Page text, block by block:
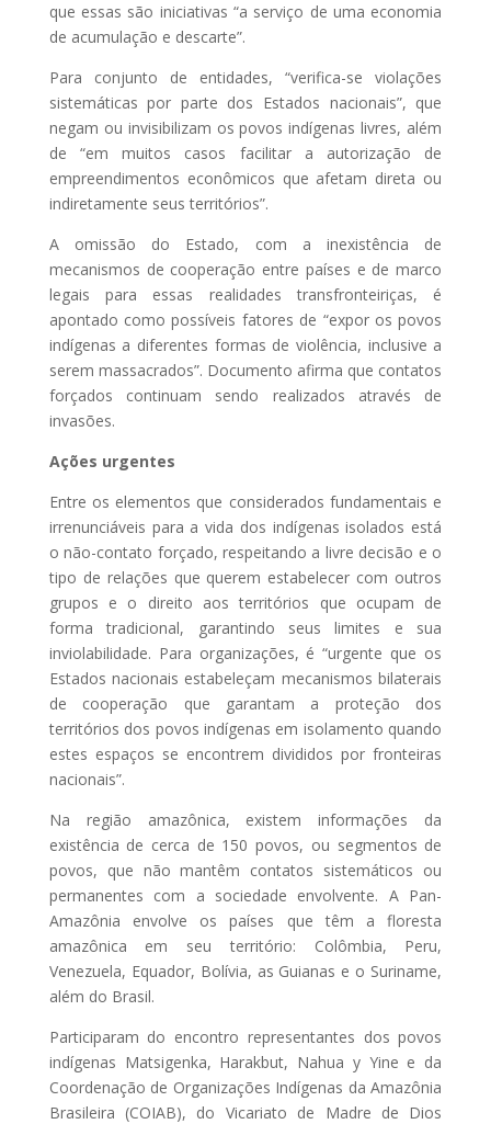
que essas são iniciativas “a serviço de uma economia
de acumulação e descarte”.
Para conjunto de entidades, “verifica-se violações
sistemáticas por parte dos Estados nacionais”, que
negam ou invisibilizam os povos indígenas livres, além
de “em muitos casos facilitar a autorização de
empreendimentos econômicos que afetam direta ou
indiretamente seus territórios”.
A omissão do Estado, com a inexistência de
mecanismos de cooperação entre países e de marco
legais para essas realidades transfronteiriças, é
apontado como possíveis fatores de “expor os povos
indígenas a diferentes formas de violência, inclusive a
serem massacrados”. Documento afirma que contatos
forçados continuam sendo realizados através de
invasões.
Ações urgentes
Entre os elementos que considerados fundamentais e
irrenunciáveis para a vida dos indígenas isolados está
o não-contato forçado, respeitando a livre decisão e o
tipo de relações que querem estabelecer com outros
grupos e o direito aos territórios que ocupam de
forma tradicional, garantindo seus limites e sua
inviolabilidade. Para organizações, é “urgente que os
Estados nacionais estabeleçam mecanismos bilaterais
de cooperação que garantam a proteção dos
territórios dos povos indígenas em isolamento quando
estes espaços se encontrem divididos por fronteiras
nacionais”.
Na região amazônica, existem informações da
existência de cerca de 150 povos, ou segmentos de
povos, que não mantêm contatos sistemáticos ou
permanentes com a sociedade envolvente. A Pan-
Amazônia envolve os países que têm a floresta
amazônica em seu território: Colômbia, Peru,
Venezuela, Equador, Bolívia, as Guianas e o Suriname,
além do Brasil.
Participaram do encontro representantes dos povos
indígenas Matsigenka, Harakbut, Nahua y Yine e da
Coordenação de Organizações Indígenas da Amazônia
Brasileira (COIAB), do Vicariato de Madre de Dios